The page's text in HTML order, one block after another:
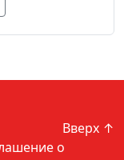
Вверх ↑
о